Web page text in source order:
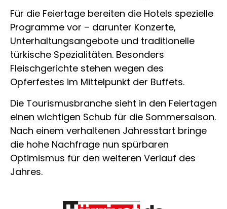
Für die Feiertage bereiten die Hotels spezielle
Programme vor – darunter Konzerte,
Unterhaltungsangebote und traditionelle
türkische Spezialitäten. Besonders
Fleischgerichte stehen wegen des
Opferfestes im Mittelpunkt der Buffets.
Die Tourismusbranche sieht in den Feiertagen
einen wichtigen Schub für die Sommersaison.
Nach einem verhaltenen Jahresstart bringe
die hohe Nachfrage nun spürbaren
Optimismus für den weiteren Verlauf des
Jahres.